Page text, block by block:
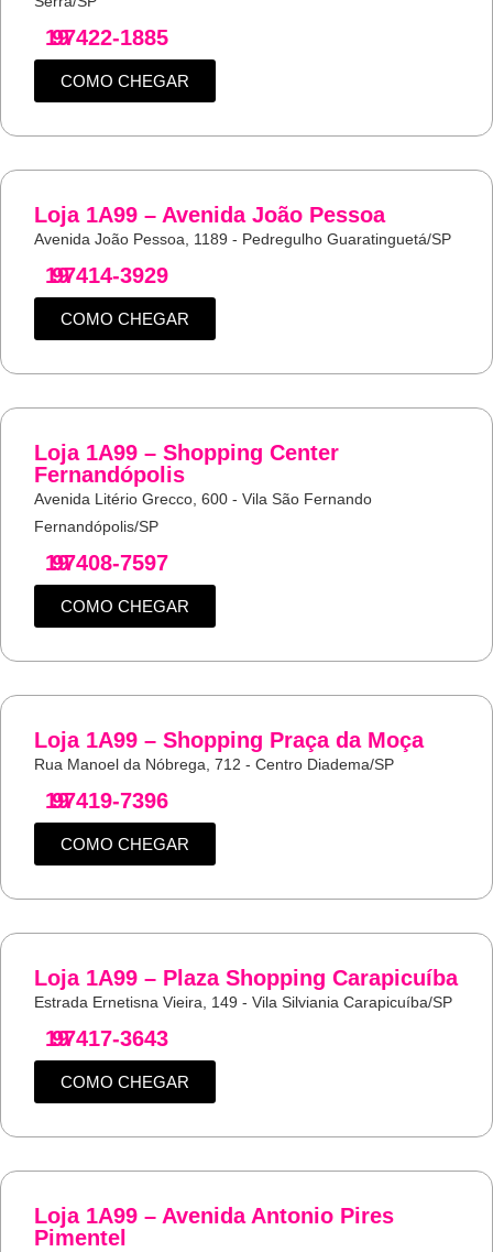
19
97422-1885
COMO CHEGAR
Loja 1A99 – Avenida João Pessoa
Avenida João Pessoa, 1189 - Pedregulho Guaratinguetá/SP
19
97414-3929
COMO CHEGAR
Loja 1A99 – Shopping Center
Fernandópolis
Avenida Litério Grecco, 600 - Vila São Fernando
Fernandópolis/SP
19
97408-7597
COMO CHEGAR
Loja 1A99 – Shopping Praça da Moça
Rua Manoel da Nóbrega, 712 - Centro Diadema/SP
19
97419-7396
COMO CHEGAR
Loja 1A99 – Plaza Shopping Carapicuíba
Estrada Ernetisna Vieira, 149 - Vila Silviania Carapicuíba/SP
19
97417-3643
COMO CHEGAR
Loja 1A99 – Avenida Antonio Pires
Pimentel